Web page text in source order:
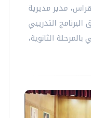
مدير مديرية
البرنامج التدريبي
الثانوية،